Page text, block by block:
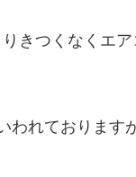
きつくなくエ
れております